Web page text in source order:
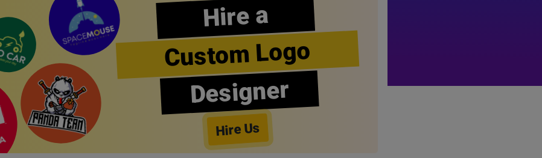
Hire a
Custom Logo
Designer
Hire Us